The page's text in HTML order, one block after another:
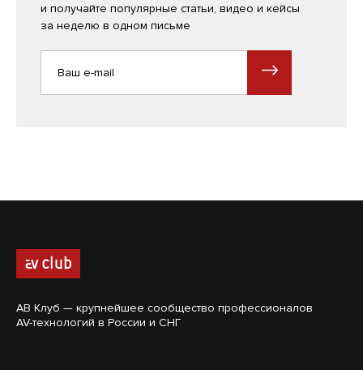
и получайте популярные статьи, видео и кейсы
за неделю в одном письме
АВ Клуб — крупнейшее сообщество профессионалов
AV-технологий в России и СНГ